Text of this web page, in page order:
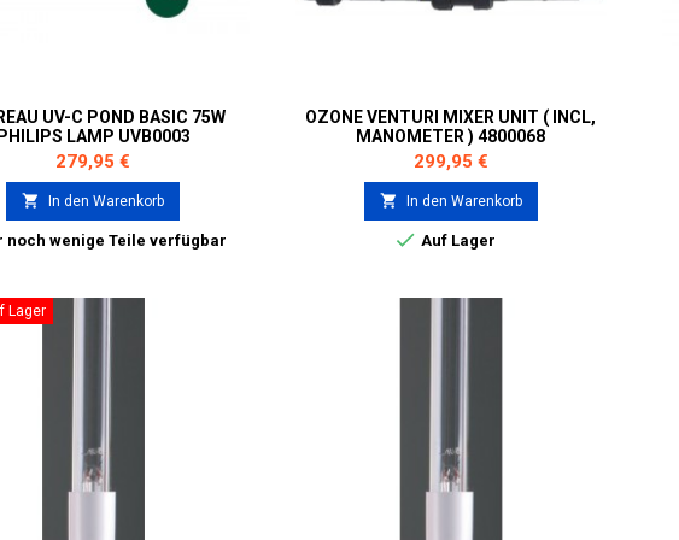
UV-C POND BASIC 75W
LAMP UVB0003
Preis
279,95 €
 In den Warenkorb
noch wenige Teile verfügbar
OZONE VENTURI MIXER UNIT ( INCL,
MANOMETER ) 4800068
Preis
299,95 €
 In den Warenkorb
 Auf Lager
Lager